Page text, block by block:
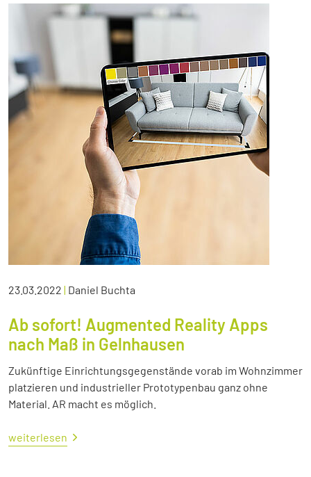
23.03.2022 | Daniel Buchta
Ab sofort! Augmented Reality Apps
nach Maß in Gelnhausen
Zukünftige Einrichtungsgegenstände vorab im Wohnzimmer
platzieren und industrieller Prototypenbau ganz ohne
Material. AR macht es möglich.
weiterlesen